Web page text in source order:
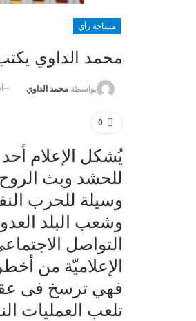
مساحة رأي
محمد الداوي
بواسطة محمد الداوي
0
يُشكل الإعلام
للحشد وبث الروح
وسيلة للحرب
وشعب البلد
التواصل
الإعلاميّة من
فهي ترسخ فى
تلعب العمليات